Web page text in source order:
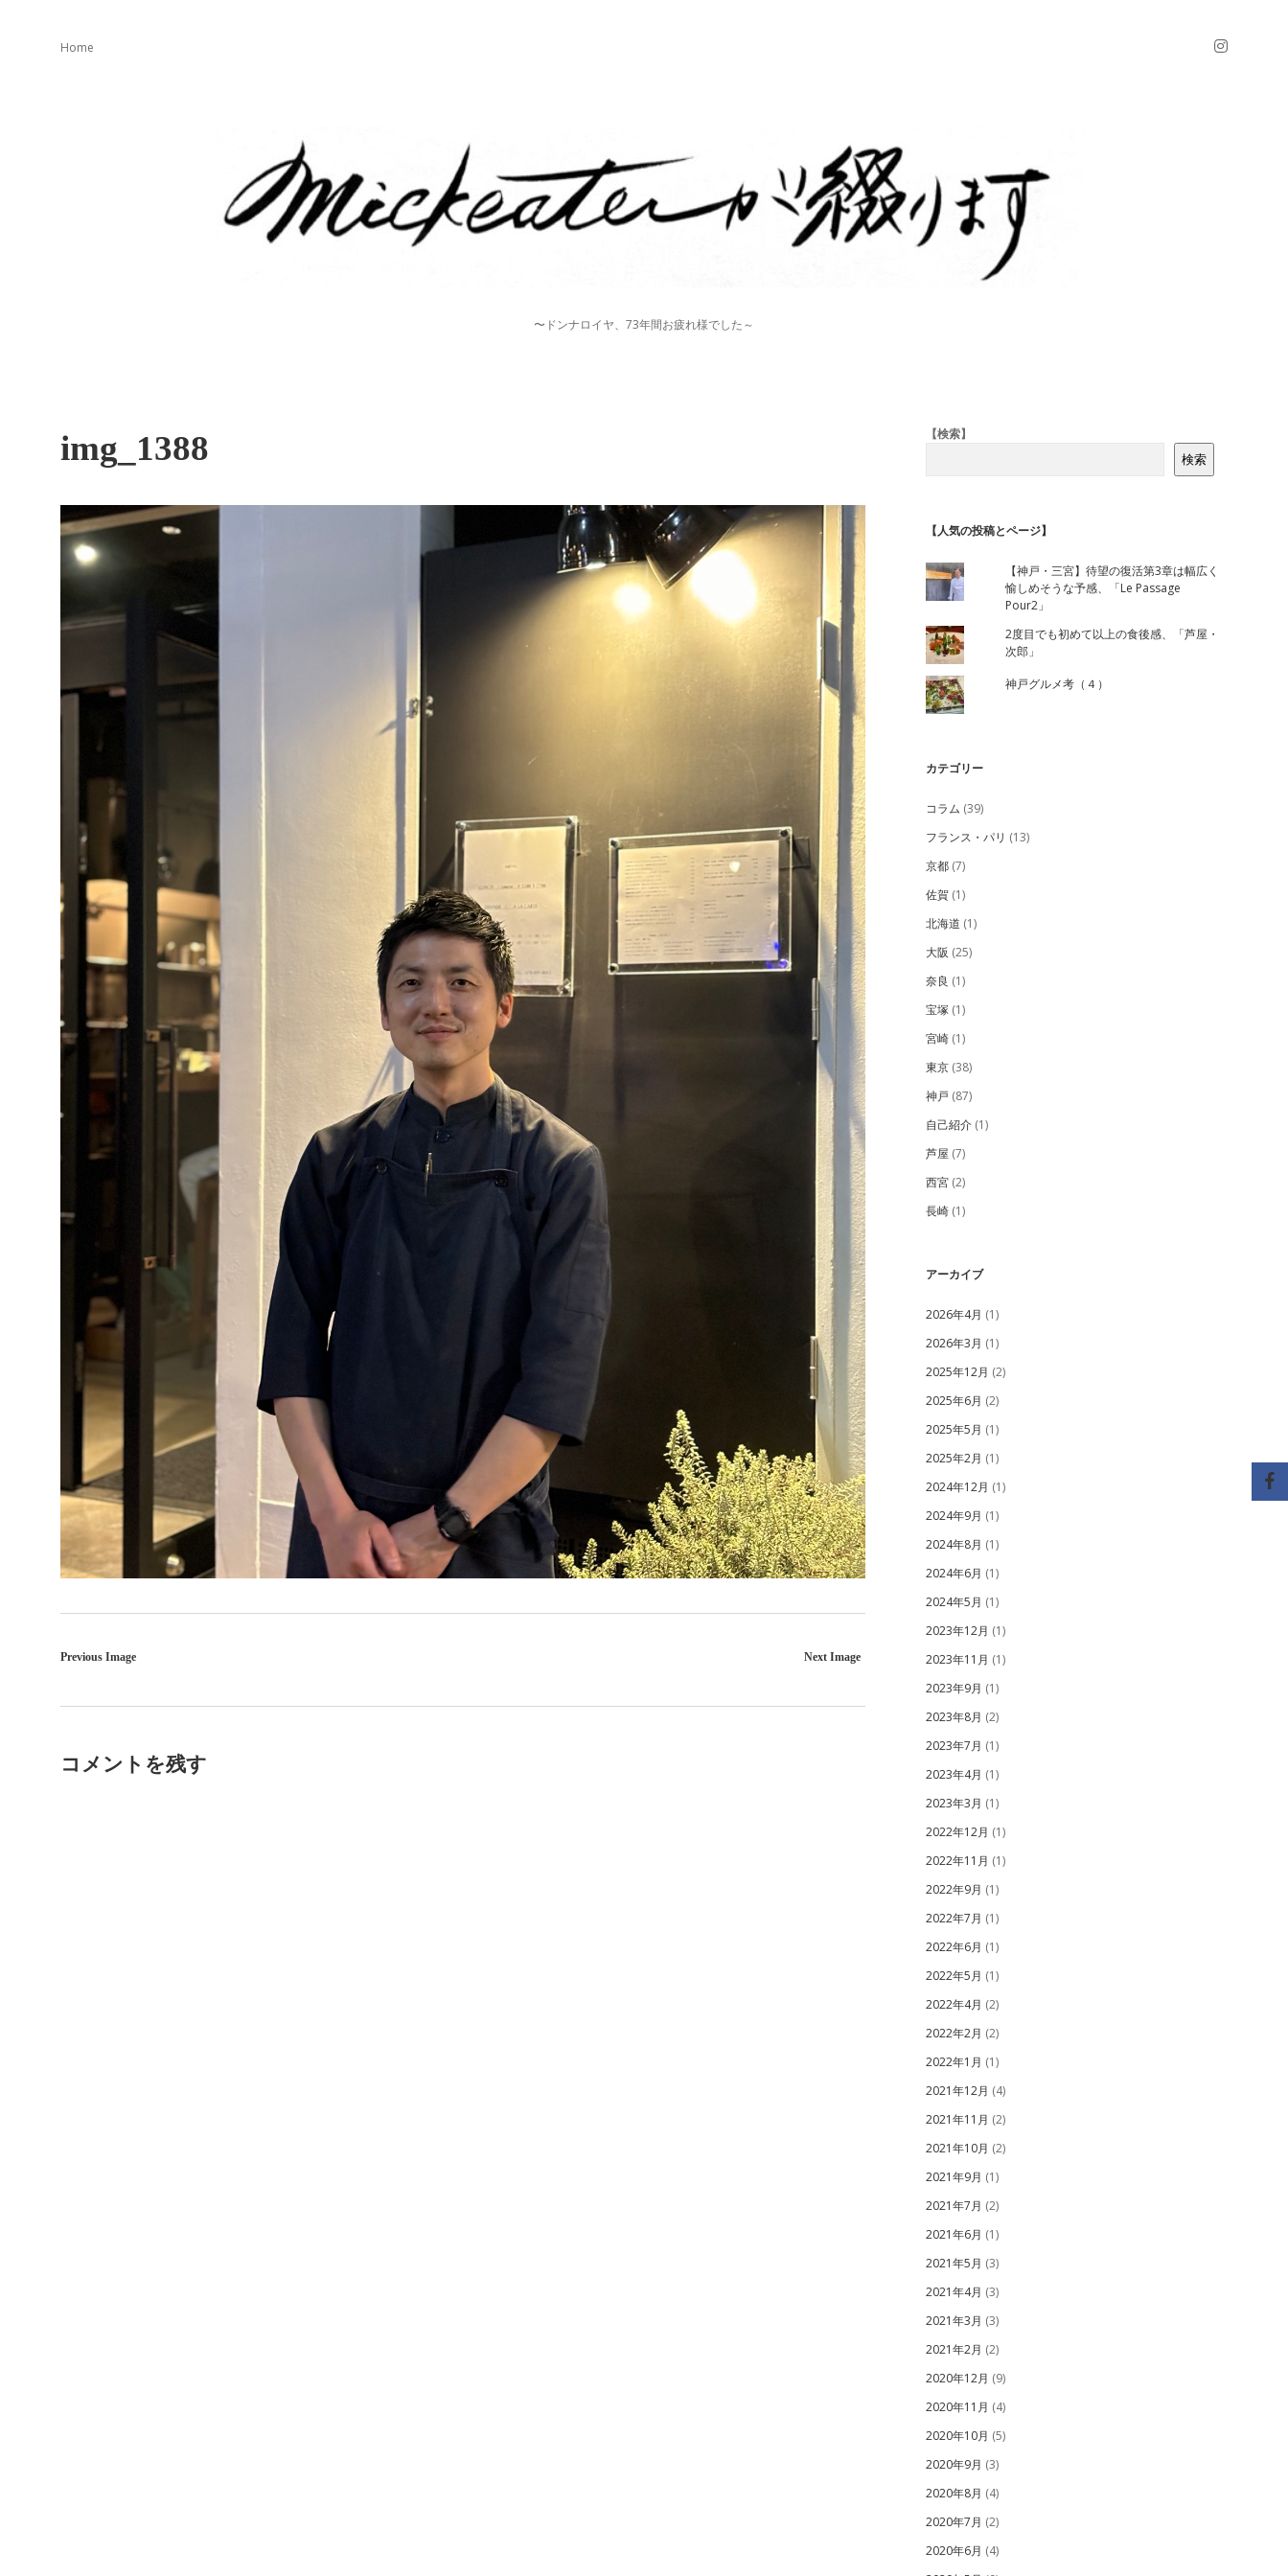
Home
mickeater
が
す
〜ドンナロイヤ、73年間お疲れ様でした～
img_1388
Previous Image Next Image
コメントを残す
Sidebar
【検索】
検索
【人気の投稿とページ】
【神戸・三宮】待望の復活第3章は幅広く
愉しめそうな予感、「Le Passage
Pour2」
2度目でも初めて以上の食後感、「芦屋・
次郎」
神戸グルメ考（４）
カテゴリー
コラム (39)
フランス・パリ (13)
京都(7)
佐賀(1)
北海道 (1)
大阪 (25)
奈良 (1)
宝塚(1)
宮崎(1)
東京(38)
神戸 (87)
自己紹介(1)
芦屋 (7)
西宮(2)
長崎(1)
アーカイブ
2026年4月 (1)
2026年3月 (1)
2025年12月 (2)
2025年6月 (2)
2025年5月 (1)
2025年2月 (1)
2024年12月 (1)
2024年9月 (1)
2024年8月 (1)
2024年6月 (1)
2024年5月 (1)
2023年12月 (1)
2023年11月 (1)
2023年9月 (1)
2023年8月 (2)
2023年7月 (1)
2023年4月 (1)
2023年3月 (1)
2022年12月 (1)
2022年11月 (1)
2022年9月 (1)
2022年7月 (1)
2022年6月 (1)
2022年5月 (1)
2022年4月 (2)
2022年2月 (2)
2022年1月 (1)
2021年12月 (4)
2021年11月 (2)
2021年10月 (2)
2021年9月 (1)
2021年7月 (2)
2021年6月 (1)
2021年5月 (3)
2021年4月 (3)
2021年3月 (3)
2021年2月 (2)
2020年12月 (9)
2020年11月 (4)
2020年10月 (5)
2020年9月 (3)
2020年8月 (4)
2020年7月 (2)
2020年6月 (4)